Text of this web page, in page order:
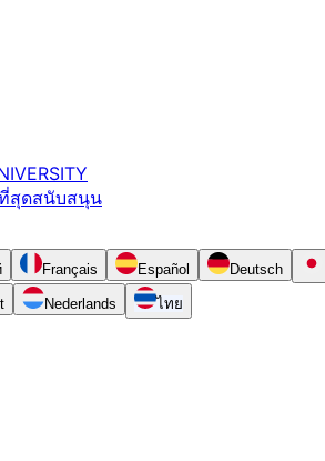
สุดสนับสนุน
Français Español Deutsch
Nederlands ไทย